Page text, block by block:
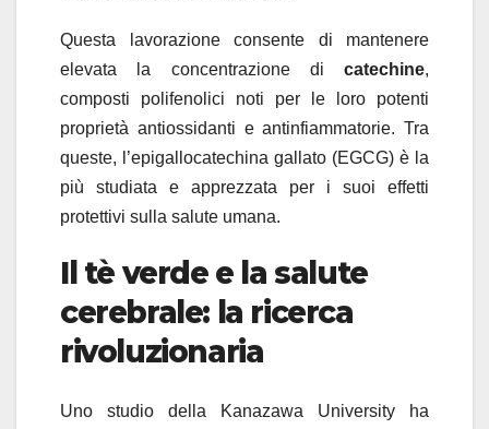
Questa lavorazione consente di mantenere
elevata la concentrazione di catechine,
composti polifenolici noti per le loro potenti
proprietà antiossidanti e antinfiammatorie. Tra
queste, l’epigallocatechina gallato (EGCG) è la
più studiata e apprezzata per i suoi effetti
protettivi sulla salute umana.
Il tè verde e la salute
cerebrale: la ricerca
rivoluzionaria
Uno studio della Kanazawa University ha